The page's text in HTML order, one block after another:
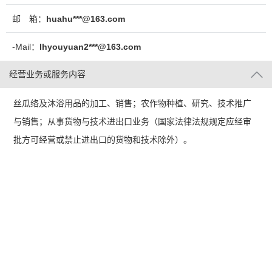
邮 箱： huahu***@163.com
-Mail： lhyouyuan2***@163.com
经营业务或服务内容
丝瓜络及沐浴用品的加工、销售；农作物种植、研究、技术推广
与销售；从事货物与技术进出口业务（国家法律法规规定应经审
批方可经营或禁止进出口的货物和技术除外）。